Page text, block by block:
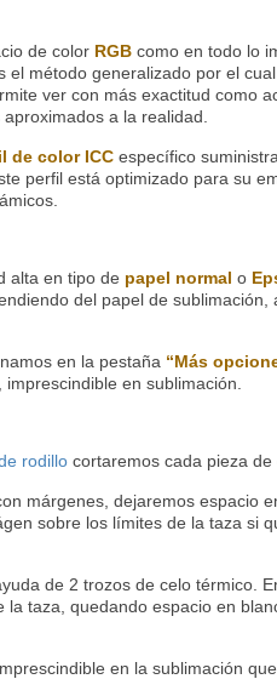
de color RGB como en todo lo
el método generalizado por el
ver con más exactitud como
a la realidad.
de color ICC específico
perfil está optimizado para su
alta en tipo de papel normal o
del papel de sublimación,
en la pestaña “Más
en sublimación.
rodillo cortaremos cada pieza de
márgenes, dejaremos espacio
sobre los límites de la taza si
de 2 trozos de celo térmico.
taza, quedando espacio en
en la sublimación